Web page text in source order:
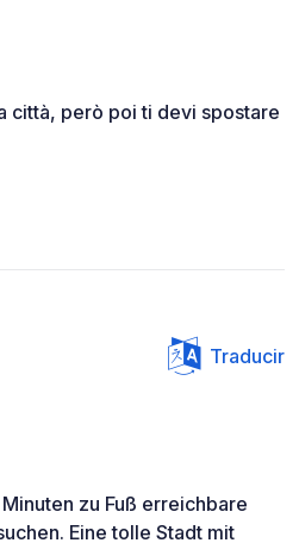
città, però poi ti devi spostare
Traducir
zu Fuß erreichbare
Eine tolle Stadt mit